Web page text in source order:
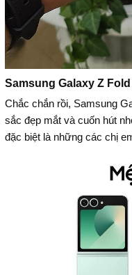
Samsung Galaxy Z
Chắc chắn rồi, Samsung
sắc đẹp mắt và cuốn hút
đặc biệt là những các chị